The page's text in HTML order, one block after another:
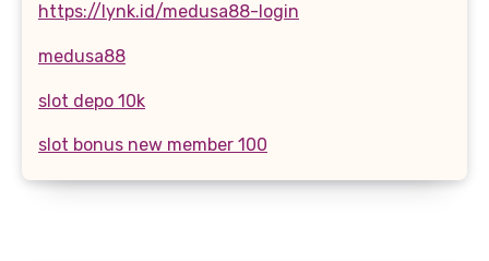
https://lynk.id/medusa88-login
medusa88
slot depo 10k
slot bonus new member 100